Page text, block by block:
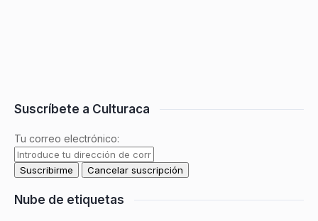
Suscríbete a Culturaca
Tu correo electrónico:
Nube de etiquetas